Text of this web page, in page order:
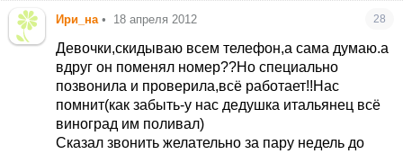
Ири_на • 18 апреля 2012 28
Девочки,скидываю всем телефон,а сама думаю.а
вдруг он поменял номер??Но специально
позвонила и проверила,всё работает!!Нас
помнит(как забыть-у нас дедушка итальянец всё
виноград им поливал)
Сказал звонить желательно за пару недель до